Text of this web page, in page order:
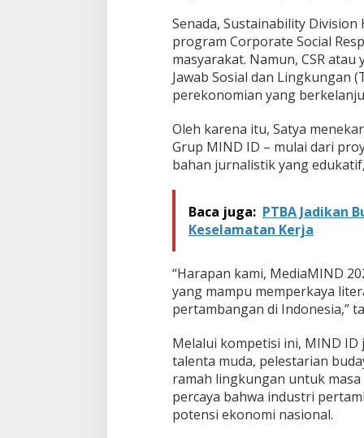
r
b
a
s
s
o
t
e
i
L
o
Senada, Sustainability Division
program Corporate Social
masyarakat. Namun, CSR
Jawab Sosial dan Lingkungan
perekonomian yang
Oleh karena itu, Satya
Grup MIND ID – mulai dari
bahan jurnalistik yang
Baca juga: PTBA Jadikan
Keselamatan Kerja
“Harapan kami, MediaMIND
yang mampu memperkaya
pertambangan di Indonesia,”
Melalui kompetisi ini, MIND
talenta muda, pelestarian
ramah lingkungan untuk
percaya bahwa industri
potensi ekonomi nasional.